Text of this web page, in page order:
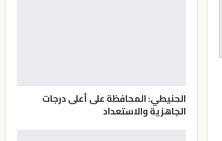
الحنيطي: المحافظة على أعلى درجات
الجاهزية والاستعداد